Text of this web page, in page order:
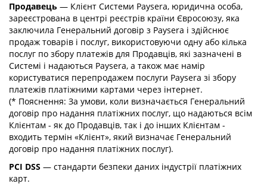
Продавець — Клієнт Системи Paysera, юридична особа,
зареєстрована в центрі реєстрів країни Євросоюзу, яка
заключила Генеральний договір з Paysera і здійснює
продаж товарів і послуг, використовуючи одну або кілька
послуг по збору платежів для Продавців, які зазначені в
Системі і надаються Paysera, а також має намір
користуватися перепродажем послуги Paysera зі збору
платежів платіжними картами через інтернет.
(* Пояснення: За умови, коли визначається Генеральний
договір про надання платіжних послуг, що надаються всім
Клієнтам - як до Продавців, так і до інших Клієнтам -
входить термін «Клієнт», який визначає Генеральний
договір про надання платіжних послуг).
PCI DSS — стандарти безпеки даних індустрії платіжних
карт.